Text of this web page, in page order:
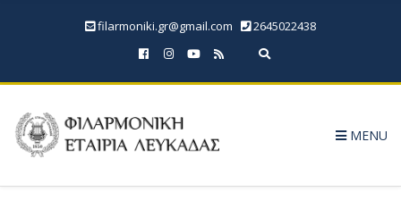
filarmoniki.gr@gmail.com
2645022438
Expand search form
MENU